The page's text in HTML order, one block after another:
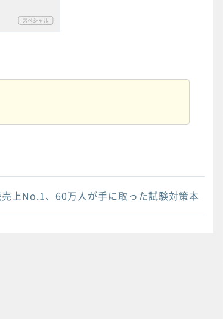
上No.1、60万人が手に取った試験対策本